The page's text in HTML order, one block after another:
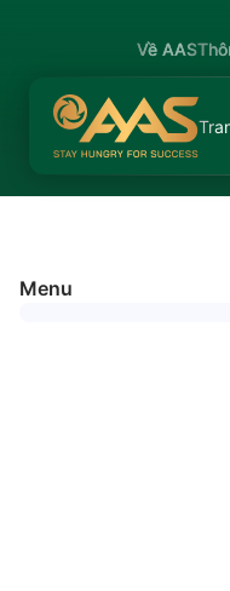
Về AAS
Menu